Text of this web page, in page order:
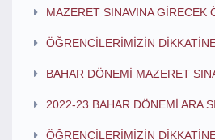
MAZERET SINAVINA GİRECEK
ÖĞRENCİLERİMİZİN
BAHAR DÖNEMİ MAZERET
2022-23 BAHAR DÖNEMİ ARA
ÖĞRENCİLERİMİZİN